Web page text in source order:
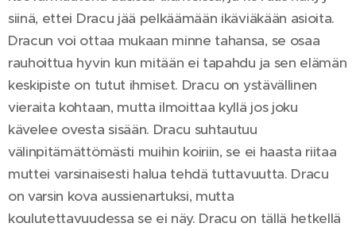
siinä, ettei Dracu jää pelkäämään ikäviäkään asioita.
Dracun voi ottaa mukaan minne tahansa, se osaa
rauhoittua hyvin kun mitään ei tapahdu ja sen elämän
keskipiste on tutut ihmiset. Dracu on ystävällinen
vieraita kohtaan, mutta ilmoittaa kyllä jos joku
kävelee ovesta sisään. Dracu suhtautuu
välinpitämättömästi muihin koiriin, se ei haasta riitaa
muttei varsinaisesti halua tehdä tuttavuutta. Dracu
on varsin kova aussienartuksi, mutta
koulutettavuudessa se ei näy. Dracu on tällä hetkellä